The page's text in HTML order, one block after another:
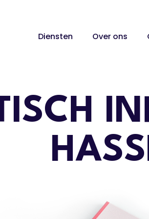
Diensten Over ons